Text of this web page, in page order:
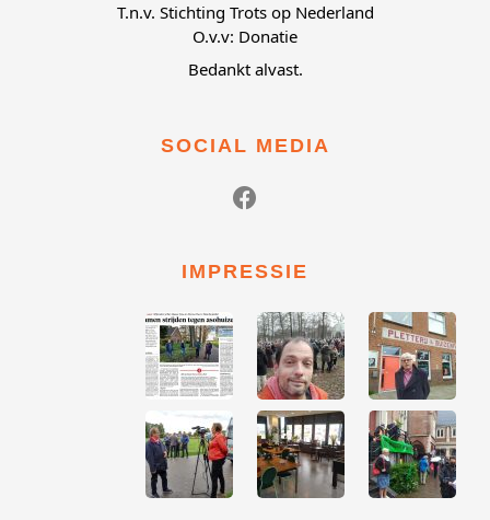
T.n.v. Stichting Trots op Nederland
O.v.v: Donatie
Bedankt alvast.
SOCIAL MEDIA
IMPRESSIE